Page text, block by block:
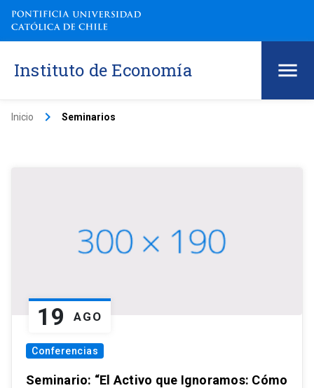
Instituto de Economía
Inicio keyboard_arrow_right Seminarios
19 AGO
Conferencias
Seminario: “El Activo que Ignoramos: Cómo